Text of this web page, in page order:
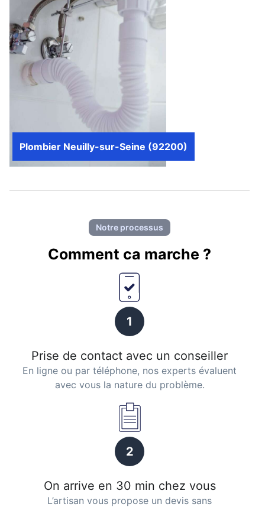
Plombier Neuilly-sur-Seine (92200)
Notre processus
Comment ca marche ?
1
Prise de contact avec un conseiller
En ligne ou par téléphone, nos experts évaluent
avec vous la nature du problème.
2
On arrive en 30 min chez vous
L’artisan vous propose un devis sans